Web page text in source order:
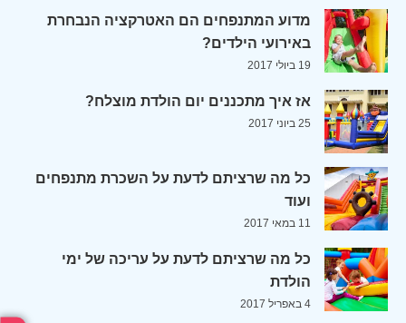
מדוע המתנפחים הם האטרקציה הנבחרת
באירועי הילדים?
19 ביולי 2017
אז איך מתכננים יום הולדת מוצלח?
25 ביוני 2017
כל מה שרציתם לדעת על השכרת מתנפחים
ועוד
11 במאי 2017
כל מה שרציתם לדעת על עריכה של ימי
הולדת
4 באפריל 2017